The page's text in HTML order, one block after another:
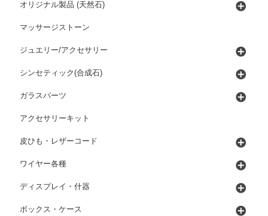
オリジナル製品 (天然石)
マッサージストーン
ジュエリー/アクセサリー
シンセティック(合成石)
ガラスパーツ
アクセサリーキット
皮ひも・レザーコード
ワイヤー各種
ディスプレイ・什器
ボックス・ケース